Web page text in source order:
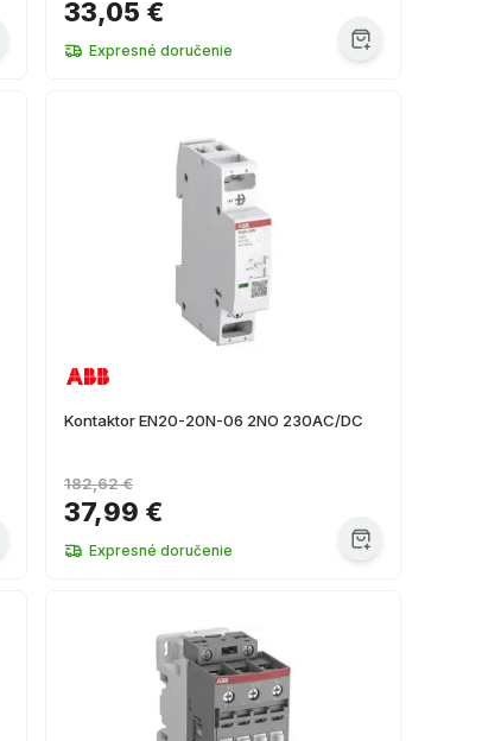
33,05 €
Expresné doručenie
Kontaktor EN20-20N-06 2NO 230AC/DC
37,99 €
182,62 €
Expresné doručenie